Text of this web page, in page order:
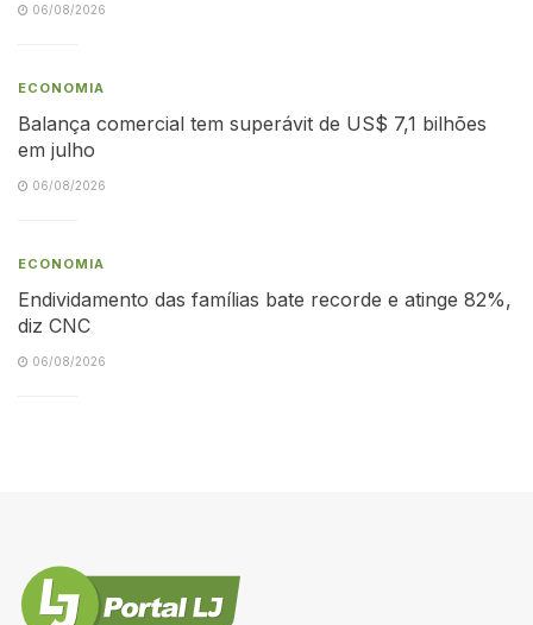
06/08/2026
ECONOMIA
Balança comercial tem superávit de US$ 7,1 bilhões
em julho
06/08/2026
ECONOMIA
Endividamento das famílias bate recorde e atinge 82%,
diz CNC
06/08/2026